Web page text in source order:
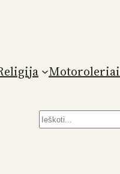
Motoroleriai
Paieška